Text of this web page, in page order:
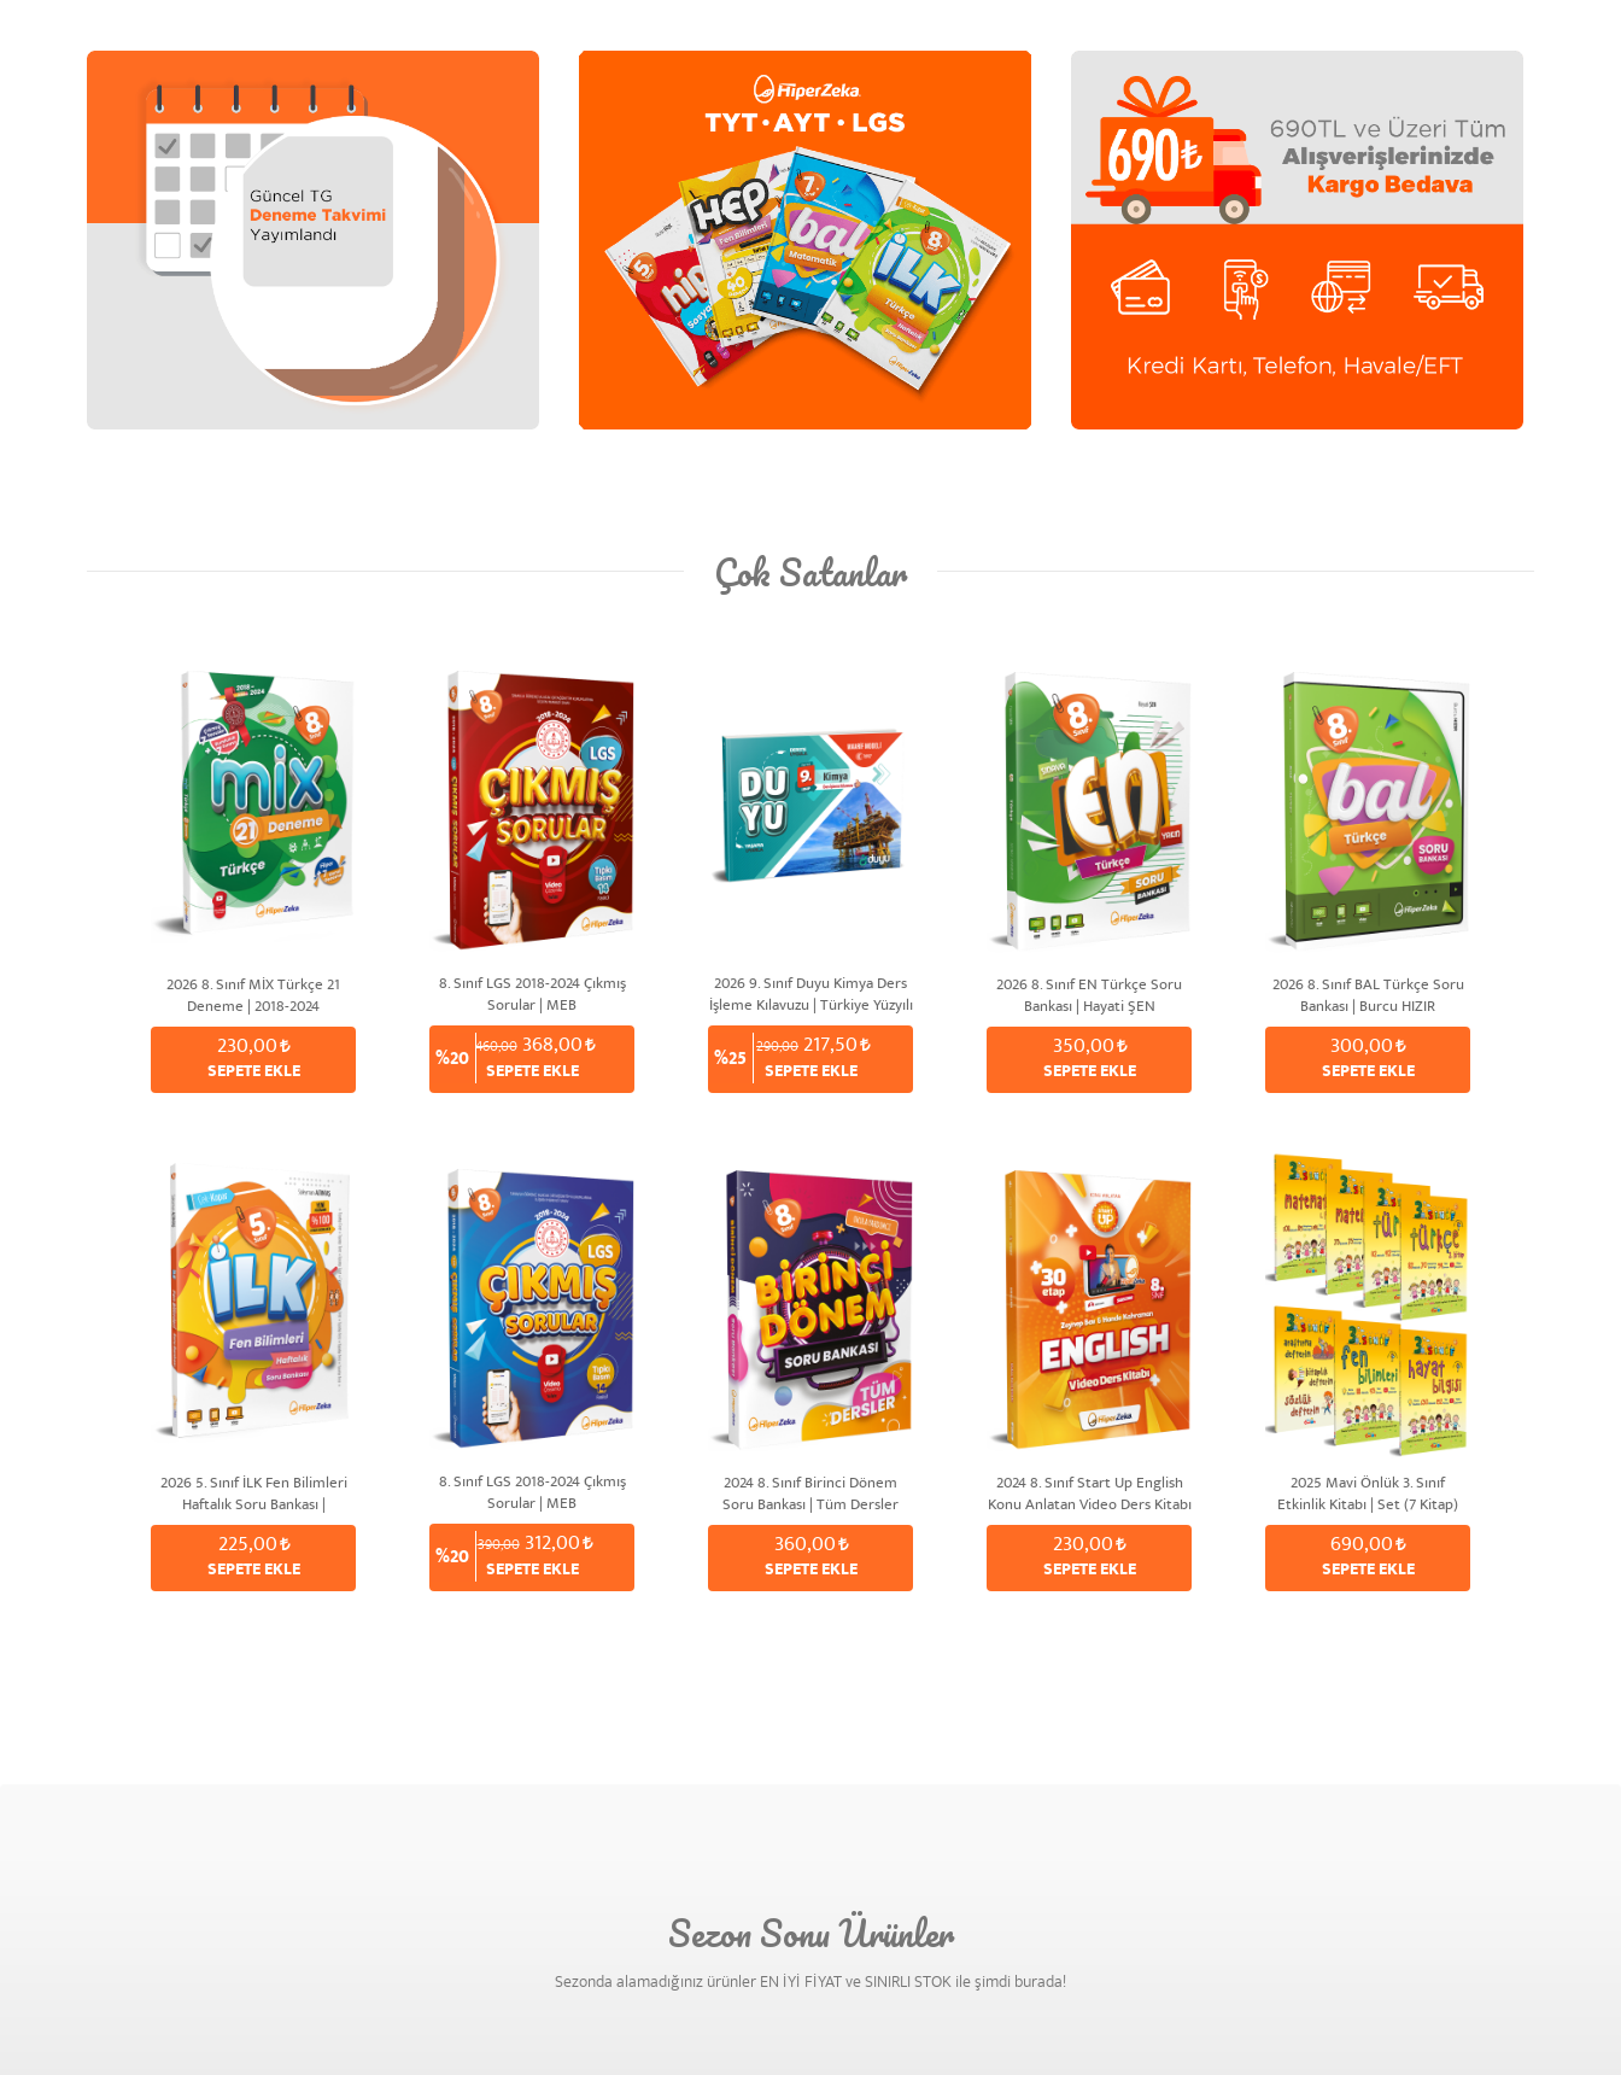
Çok Satanlar
2026 8. Sınıf MİX Türkçe 21
Deneme | 2018-2024
230,00
SEPETE EKLE
8. Sınıf LGS 2018-2024 Çıkmış
Sorular | MEB
%20 460,00 368,00
SEPETE EKLE
2026 9. Sınıf Duyu Kimya Ders
İşleme Kılavuzu | Türkiye Yüzyılı
& Maarif Modeli
%25 290,00 217,50
SEPETE EKLE
2026 8. Sınıf EN Türkçe Soru
Bankası | Hayati ŞEN
350,00
SEPETE EKLE
2026 8. Sınıf BAL Türkçe Soru
Bankası | Burcu HIZIR
300,00
SEPETE EKLE
2026 5. Sınıf İLK Fen Bilimleri
Haftalık Soru Bankası |
Süleyman ALTINTAŞ
225,00
SEPETE EKLE
8. Sınıf LGS 2018-2024 Çıkmış
Sorular | MEB
%20 390,00 312,00
SEPETE EKLE
2024 8. Sınıf Birinci Dönem
Soru Bankası | Tüm Dersler
360,00
SEPETE EKLE
2024 8. Sınıf Start Up English
Konu Anlatan Video Ders Kitabı
| Zeynep BAV & Hande
KAHRAMAN
230,00
SEPETE EKLE
2025 Mavi Önlük 3. Sınıf
Etkinlik Kitabı | Set (7 Kitap)
690,00
SEPETE EKLE
Sezon Sonu Ürünler
Sezonda alamadığınız ürünler EN İYİ FİYAT ve SINIRLI STOK ile şimdi burada!